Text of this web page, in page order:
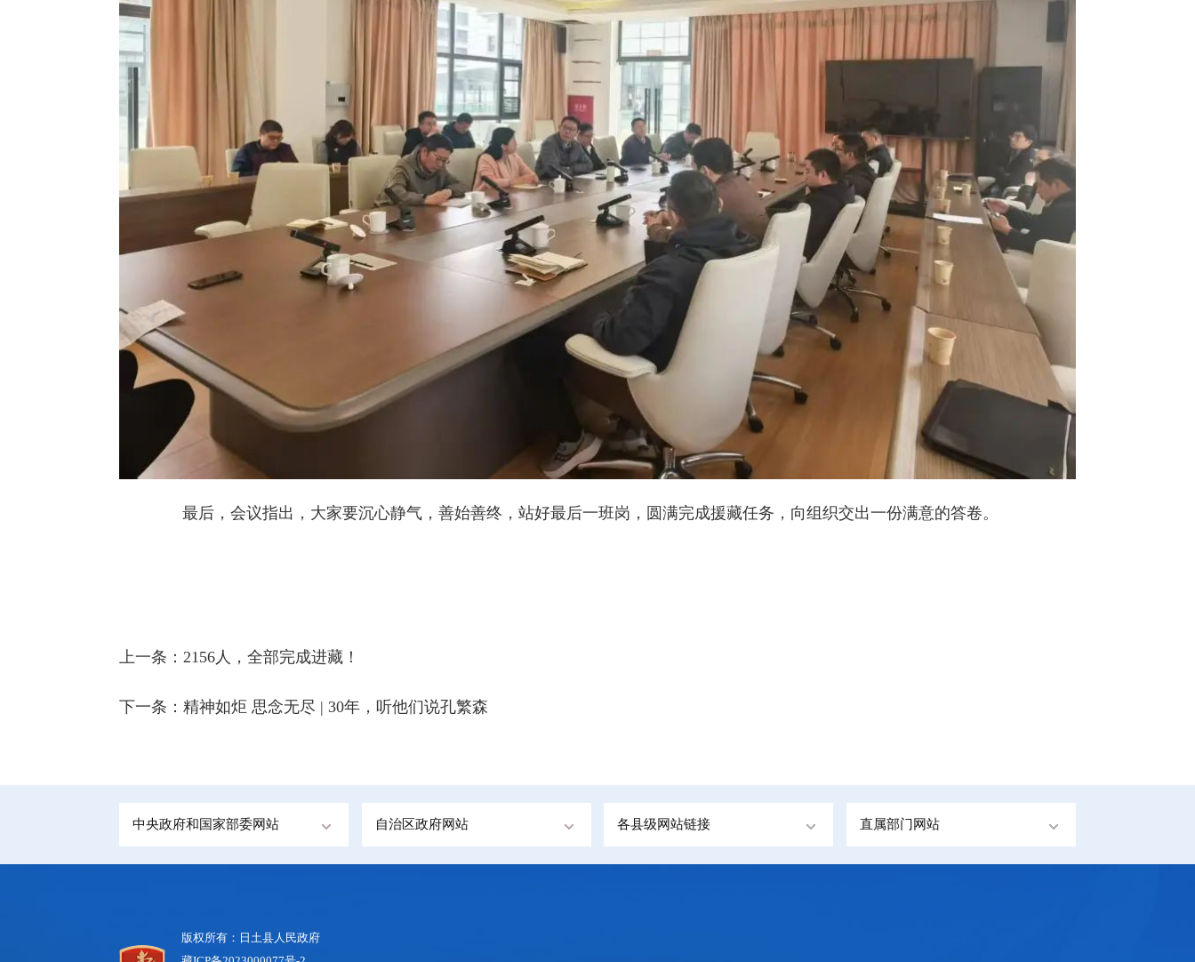
最后，会议指出，大家要沉心静气，善始善终，站好最后一班岗，圆满完成援藏任务，向组织交出一份满意的答卷。
上一条： 2156人，全部完成进藏！
下一条：精神如炬 思念无尽 | 30年，听他们说孔繁森
中央政府和国家部委网站 自治区政府网站 各县级网站链接 直属部门网站
版权所有：日土县人民政府